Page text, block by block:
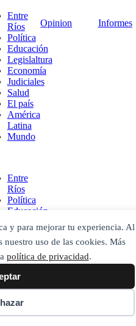
y para mejorar tu experiencia. Al
nuestro uso de las cookies. Más
política de privacidad.
Entre
Ríos
Política
Educación
Legislaltura
Economía
Judiciales
Salud
El país
América
Latina
Mundo
Entre
Ríos
Política
Educación
Legislaltura
Economía
Judiciales
Salud
El país
América
Latina
Mundo
Opinion Informes
Buscar